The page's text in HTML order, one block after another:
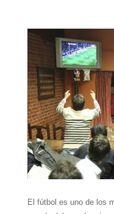
El fútbol es uno de los